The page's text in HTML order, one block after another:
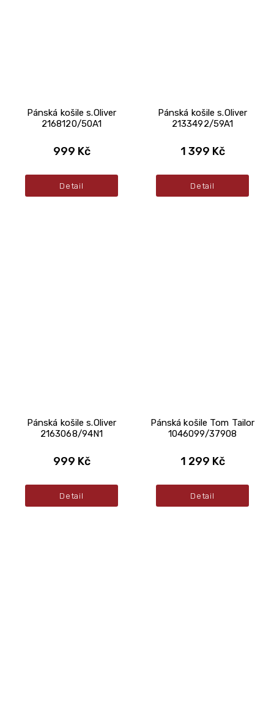
Pánská košile s.Oliver
2168120/50A1
999 Kč
Detail
Pánská košile s.Oliver
2133492/59A1
1 399 Kč
Detail
Pánská košile s.Oliver
2163068/94N1
999 Kč
Detail
Pánská košile Tom Tailor
1046099/37908
1 299 Kč
Detail